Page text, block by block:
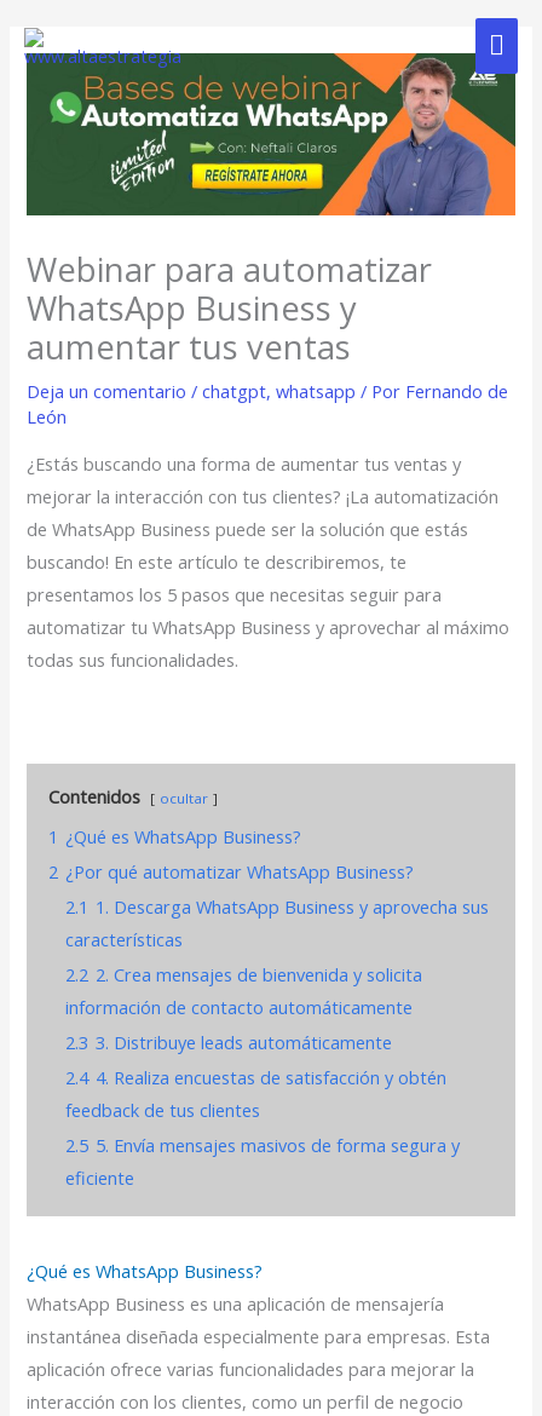
Webinar para automatizar
WhatsApp Business y
aumentar tus ventas
Deja un comentario /chatgpt,whatsapp / Por Fernando de
León
¿Estás buscando una forma de aumentar tus ventas y
mejorar la interacción con tus clientes? ¡La automatización
de WhatsApp Business puede ser la solución que estás
buscando! En este artículo te describiremos, te
presentamos los 5 pasos que necesitas seguir para
automatizar tu WhatsApp Business y aprovechar al máximo
todas sus funcionalidades.
Contenidos ocultar
1 ¿Qué es WhatsApp Business?
2 ¿Por qué automatizar WhatsApp Business?
2.1 1. Descarga WhatsApp Business y aprovecha sus
características
2.2 2. Crea mensajes de bienvenida y solicita
información de contacto automáticamente
2.3 3. Distribuye leads automáticamente
2.4 4. Realiza encuestas de satisfacción y obtén
feedback de tus clientes
2.5 5. Envía mensajes masivos de forma segura y
eficiente
¿Qué es WhatsApp Business?
WhatsApp Business es una aplicación de mensajería
instantánea diseñada especialmente para empresas. Esta
aplicación ofrece varias funcionalidades para mejorar la
interacción con los clientes, como un perfil de negocio